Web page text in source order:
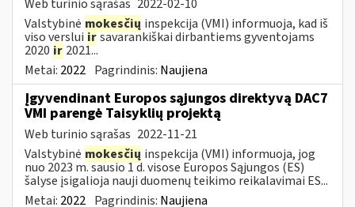
Web turinio sąrašas 2022-02-10
Valstybinė mokesčių inspekcija (VMI) informuoja, kad iš
viso versluiirsavarankiškai dirbantiems gyventojams
2020 ir 2021...
Metai: 2022 Pagrindinis: Naujiena
Įgyvendinant Europos sąjungos direktyvą DAC7
VMI parengė Taisyklių projektą
Web turinio sąrašas 2022-11-21
Valstybinė mokesčių inspekcija (VMI) informuoja, jog
nuo 2023 m. sausio 1 d. visose Europos Sąjungos (ES)
šalyse įsigalioja nauji duomenų teikimo reikalavimai ES...
Metai: 2022 Pagrindinis: Naujiena